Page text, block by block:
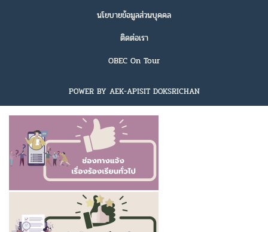
นโยบายข้อมูลส่วนบุคคล
ติดต่อเรา
OBEC On Tour
POWER BY AEK-APISIT DOKSRICHAN